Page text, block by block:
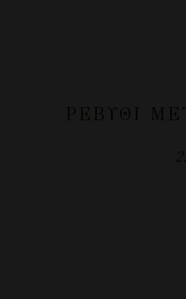
ΡΕΒΎΘΙ